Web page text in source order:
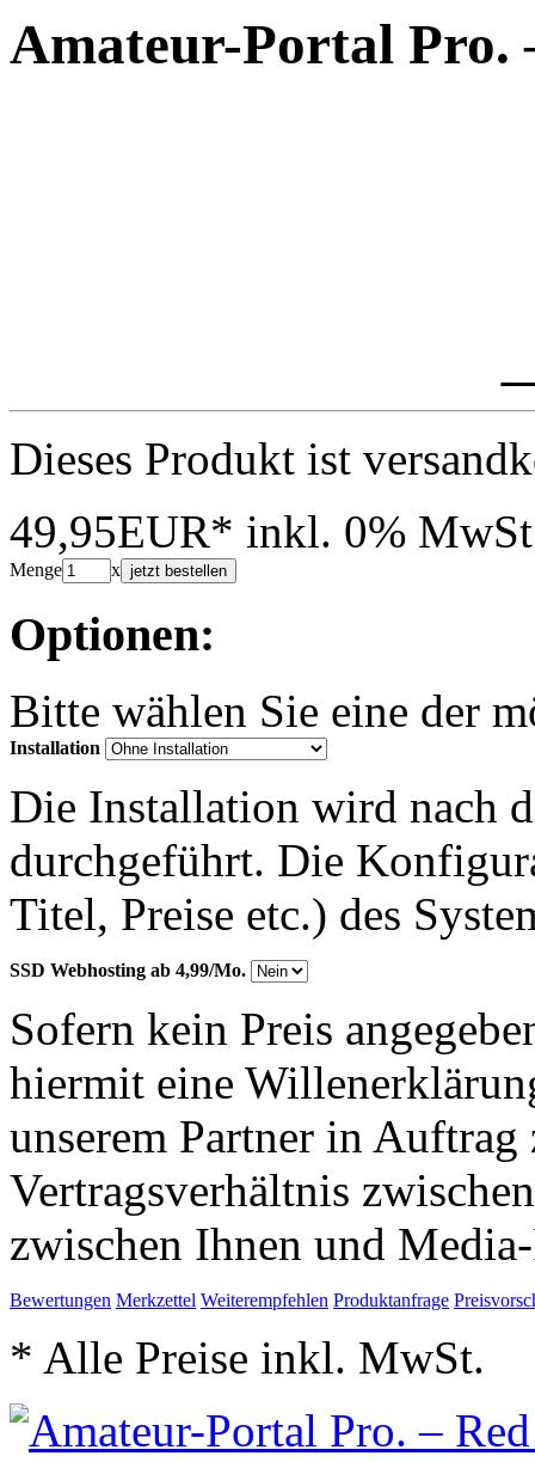
Amateur-Portal Pro.
Dieses Produkt ist
49,95EUR* inkl. 0%
Menge x jetzt bestellen
Optionen:
Bitte wählen Sie eine der
Installation
Die Installation wird nach
durchgeführt. Die
Titel, Preise etc.) des
SSD Webhosting ab 4,99/Mo.
Sofern kein Preis
hiermit eine
unserem Partner in
Vertragsverhältnis
zwischen Ihnen und
Bewertungen Merkzettel Weiterempfehlen Produktanfrage
* Alle Preise inkl. MwSt.